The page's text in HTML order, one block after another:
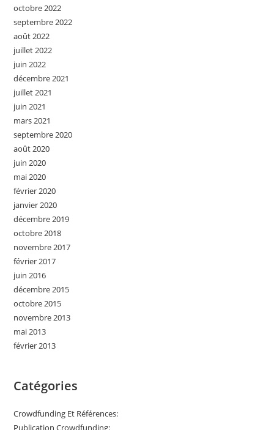
octobre 2022
septembre 2022
août 2022
juillet 2022
juin 2022
décembre 2021
juillet 2021
juin 2021
mars 2021
septembre 2020
août 2020
juin 2020
mai 2020
février 2020
janvier 2020
décembre 2019
octobre 2018
novembre 2017
février 2017
juin 2016
décembre 2015
octobre 2015
novembre 2013
mai 2013
février 2013
Catégories
Crowdfunding Et Références:
Publication Crowdfunding: